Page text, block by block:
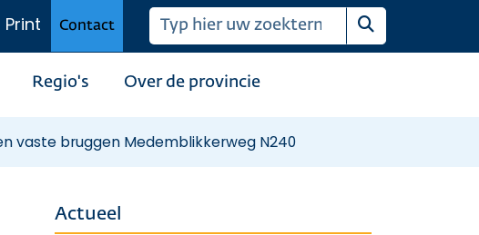
Print Contact
Zoeken
Regio's Over de provincie
vaste bruggen Medemblikkerweg N240
Actueel